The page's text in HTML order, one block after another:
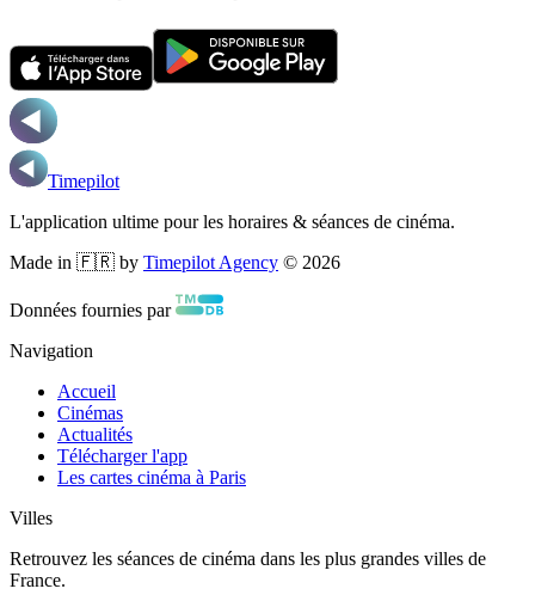
Timepilot
L'application ultime pour les horaires & séances de cinéma.
Made in 🇫🇷 by Timepilot Agency © 2026
Données fournies par
Navigation
Accueil
Cinémas
Actualités
Télécharger l'app
Les cartes cinéma à Paris
Villes
Retrouvez les séances de cinéma dans les plus grandes villes de
France.